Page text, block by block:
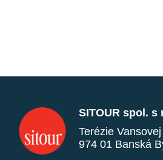
SITOUR spol. s
Terézie
974 01 Banská